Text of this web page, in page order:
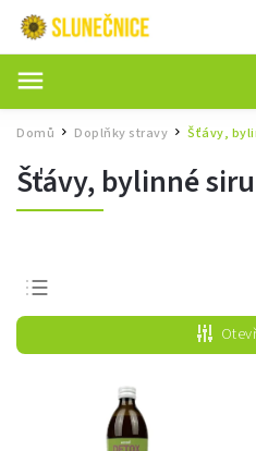
Domů / Doplňky stravy / Šťávy,
Šťávy, bylinné
Nejprodávanější
Nejlevnější
Nejdražší
Abecedně